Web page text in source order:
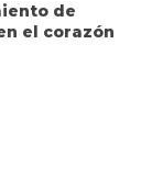
de
el corazón